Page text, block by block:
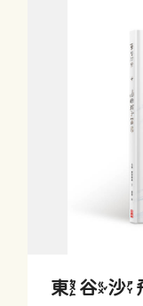
東谷沙